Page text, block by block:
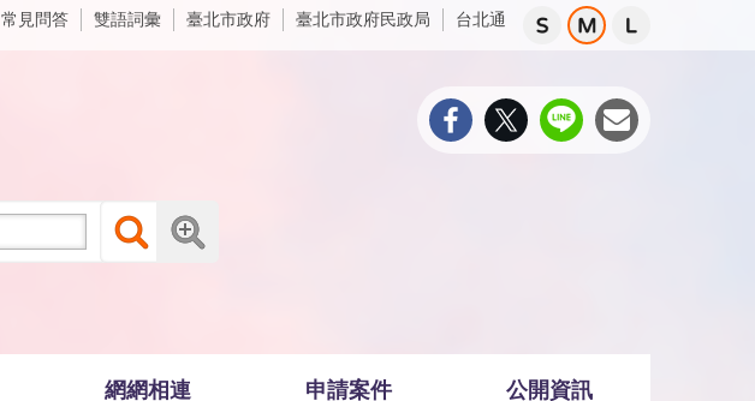
常見問答 雙語詞彙 臺北市政府 臺北市政府民政局 台北通
網網相連 申請案件 公開資訊